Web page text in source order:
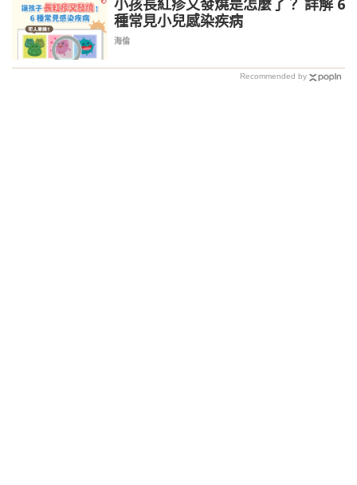
小孩長紅疹又發燒是怎麼了？ 詳解 6
種常見小兒感染疾病
海倫
Recommended by